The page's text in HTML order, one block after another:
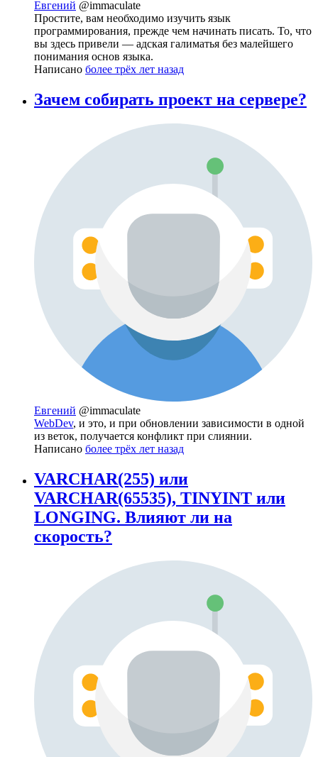
Евгений @immaculate
Простите, вам необходимо изучить язык
программирования, прежде чем начинать писать. То, что
вы здесь привели — адская галиматья без малейшего
понимания основ языка.
Написано более трёх лет назад
Зачем собирать проект на сервере?
Евгений @immaculate
WebDev, и это, и при обновлении зависимости в одной
из веток, получается конфликт при слиянии.
Написано более трёх лет назад
VARCHAR(255) или
VARCHAR(65535), TINYINT или
LONGING. Влияют ли на
скорость?